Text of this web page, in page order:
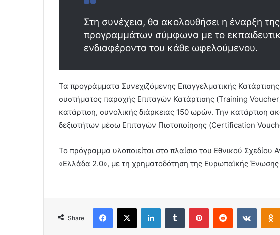
Στη συνέχεια, θα ακολουθήσει η έναρξη της
προγραμμάτων σύμφωνα με το
ενδιαφέροντα του κάθε ωφελούμενου.
Τα προγράμματα Συνεχιζόμενης Επαγγελματικής Κατάρτισης
συστήματος παροχής Επιταγών Κατάρτισης (Training
κατάρτιση, συνολικής διάρκειας 150 ωρών. Την κατάρτιση
δεξιοτήτων μέσω Επιταγών Πιστοποίησης (Certification
Το πρόγραμμα υλοποιείται στο πλαίσιο του Εθνικού Σχεδίου
«Ελλάδα 2.0», με τη χρηματοδότηση της Ευρωπαϊκής
Share
Facebook
X LinkedInTumblr PinterestReddit